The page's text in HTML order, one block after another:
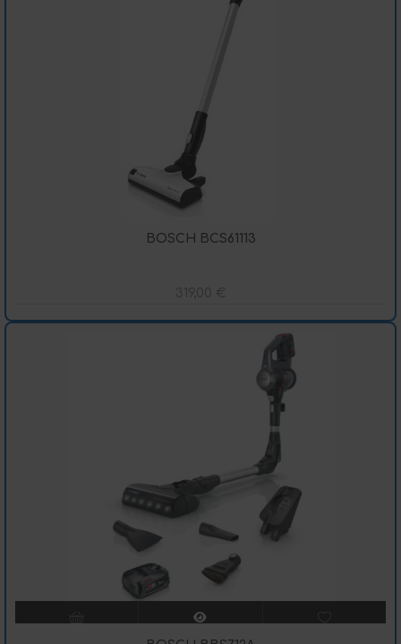
BOSCH BCS61113
319,00 €